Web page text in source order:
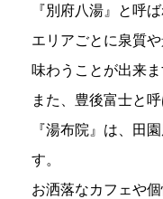
『別府八湯』と呼
エリアごとに泉質
味わうことが出来ま
また、豊後富士と
『湯布院』は、田
す。
お洒落なカフェや